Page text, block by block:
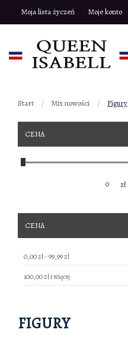
Moja lista życzeń Moje konto
Start Mix nowości Figury
CENA
zł
CENA
0,00 zł-99,99 zł
100,00 złi więcej
FIGURY